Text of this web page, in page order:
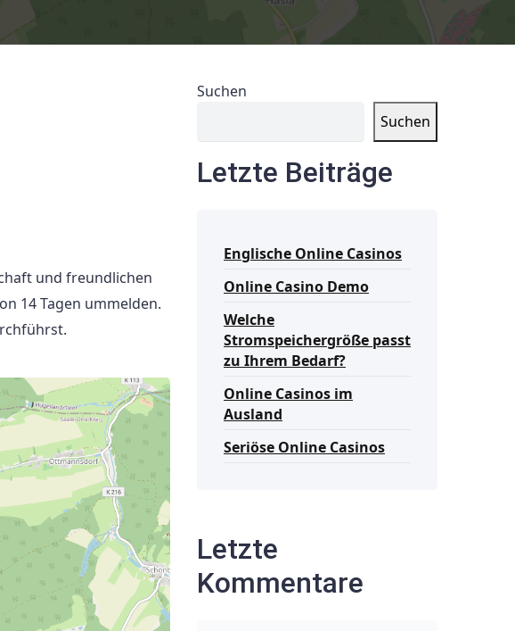
und freundlichen
14 Tagen ummelden.
Suchen
Suchen
Letzte Beiträge
Englische Online Casinos
Online Casino Demo
Welche
Stromspeichergröße passt
zu Ihrem Bedarf?
Online Casinos im
Ausland
Seriöse Online Casinos
Letzte
Kommentare